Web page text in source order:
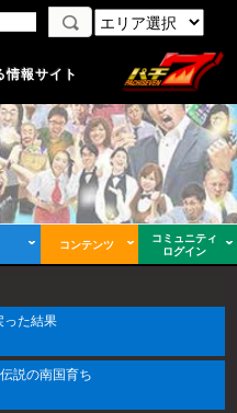
報サイト
コンテンツ
コミュニティ
ログイン
った結果
説の南国育ち